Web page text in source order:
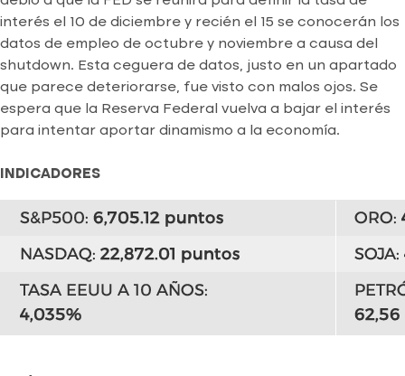
interés el 10 de diciembre y recién el 15 se conocerán los
datos de empleo de octubre y noviembre a causa del
shutdown. Esta ceguera de datos, justo en un apartado
que parece deteriorarse, fue visto con malos ojos. Se
espera que la Reserva Federal vuelva a bajar el interés
para intentar aportar dinamismo a la economía.
INDICADORES